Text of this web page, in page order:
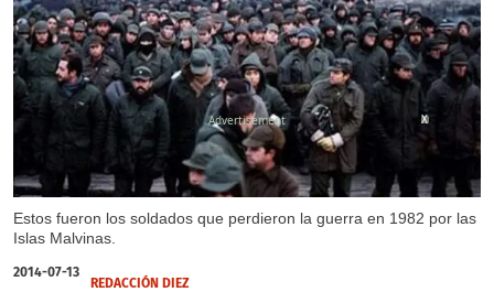
Estos fueron los soldados que perdieron la guerra en 1982 por las
Islas Malvinas.
X
2014-07-13
REDACCIÓN DIEZ